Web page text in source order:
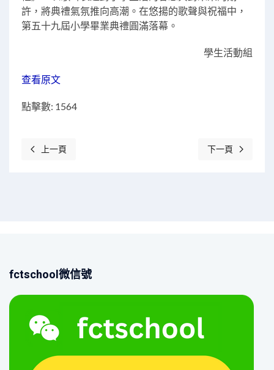
許，將典禮氣氛推向高潮。在悠揚的歌聲與祝福中，
第五十九屆小學畢業典禮圓滿落幕。
學生活動組
查看原文
點擊數: 1564
上一篇文章: 創意閱讀，趣味話劇
上一頁 下一篇文章: 「
下一頁
fctschool微信號